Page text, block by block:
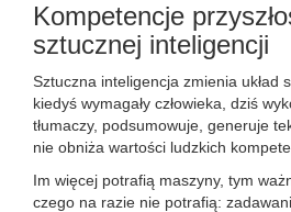
Kompetencje
sztucznej inteligencji
Sztuczna inteligencja zmienia układ
kiedyś wymagały człowieka, dziś
tłumaczy, podsumowuje, generuje
nie obniża wartości ludzkich
Im więcej potrafią maszyny, tym
czego na razie nie potrafią: